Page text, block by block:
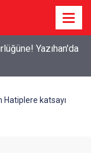
ücretleri
Hatiplere katsayı